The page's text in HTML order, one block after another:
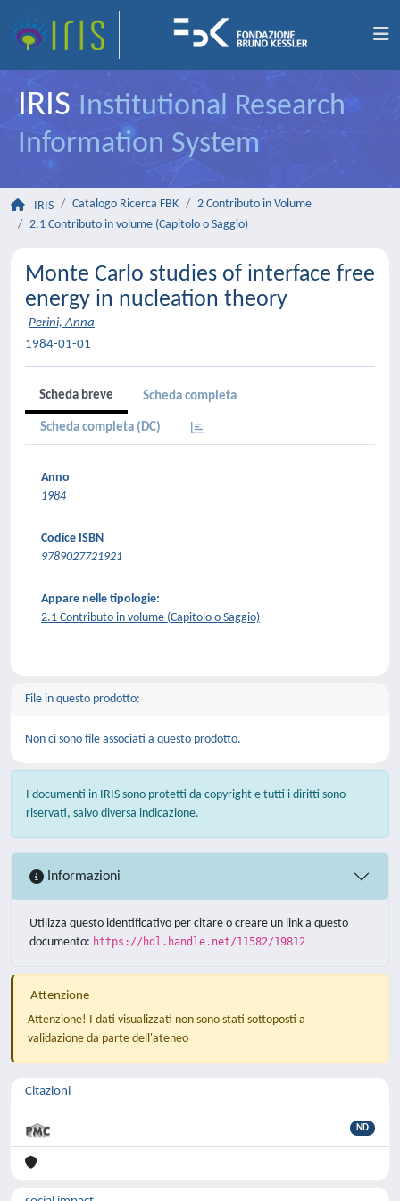
IRIS Institutional Research
Information System
IRIS Catalogo Ricerca FBK
2 Contributo in Volume
2.1 Contributo in volume (Capitolo o Saggio)
Monte Carlo studies of interface free
energy in nucleation theory
Perini, Anna
1984-01-01
Scheda breve Scheda completa
Scheda completa (DC)
Anno
1984
Codice ISBN
9789027721921
Appare nelle tipologie:
2.1 Contributo in volume (Capitolo o Saggio)
File in questo prodotto:
Non ci sono file associati a questo prodotto.
I documenti in IRIS sono protetti da copyright e tutti i diritti sono
riservati, salvo diversa indicazione.
Informazioni
Utilizza questo identificativo per citare o creare un link a questo
documento: https://hdl.handle.net/11582/19812
Attenzione
Attenzione! I dati visualizzati non sono stati sottoposti a
validazione da parte dell'ateneo
Citazioni
ND